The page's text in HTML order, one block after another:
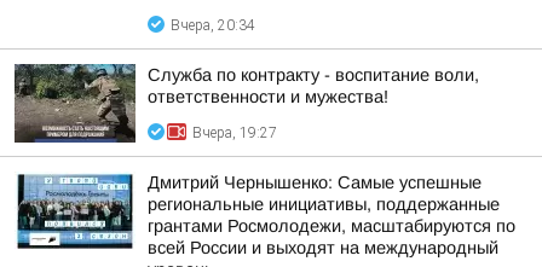
Вчера, 20:34
Служба по контракту - воспитание воли,
ответственности и мужества!
Вчера, 19:27
Дмитрий Чернышенко: Самые успешные
региональные инициативы, поддержанные
грантами Росмолодежи, масштабируются по
всей России и выходят на международный